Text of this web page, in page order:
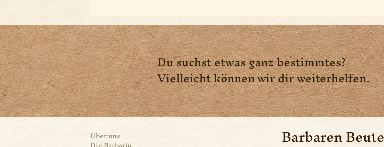
Du suchst etwas ganz bestimmtes?
Vielleicht können wir dir weiterhelfen.
Über uns Barbaren Beute